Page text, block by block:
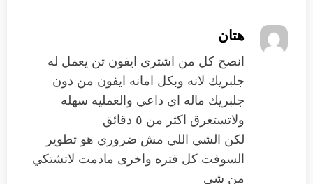
هتان
انصح كل من اشترى ايفون تن يعمل له
جلبريك لانه وبكل امانه ايفون من دون
جلبريك ماله اي داعي والعمليه سهله
ولاتستغرق اكثر من ٥ دقائق
لكن الشي اللي مش ضروري هو تطوير
السوفت كل فتره واخرى مادمت لاتشتكي
من شي